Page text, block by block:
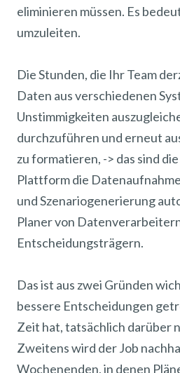
eliminieren müssen. Es
umzuleiten.
Die Stunden, die Ihr Team
Daten aus verschiedenen
Unstimmigkeiten
durchzuführen und erneut
zu formatieren, -> das sind
Plattform die
und Szenariogenerierung
Planer von
Entscheidungsträgern.
Das ist aus zwei Gründen
bessere Entscheidungen
Zeit hat, tatsächlich darüber
Zweitens wird der Job
Wochenenden, in denen